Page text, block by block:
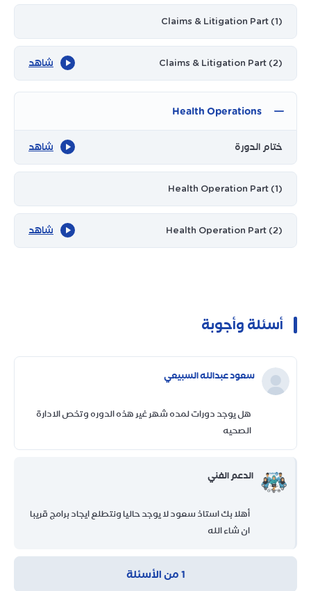
Claims & Litigation Part (1)
Claims & Litigation Part (2) شاهد
Health Operations
ختام الدورة شاهد
Health Operation Part (1)
Health Operation Part (2) شاهد
أسئلة وأجوبة
سعود عبدالله السبيعي
هل يوجد دورات لمده شهر غير هذه الدوره وتخص الادارة
الصحيه
الدعم الفني
أهلا بك استاذ سعود لا يوجد حاليا ونتطلع ايجاد برامج قريبا
ان شاء الله
1 من الأسئلة